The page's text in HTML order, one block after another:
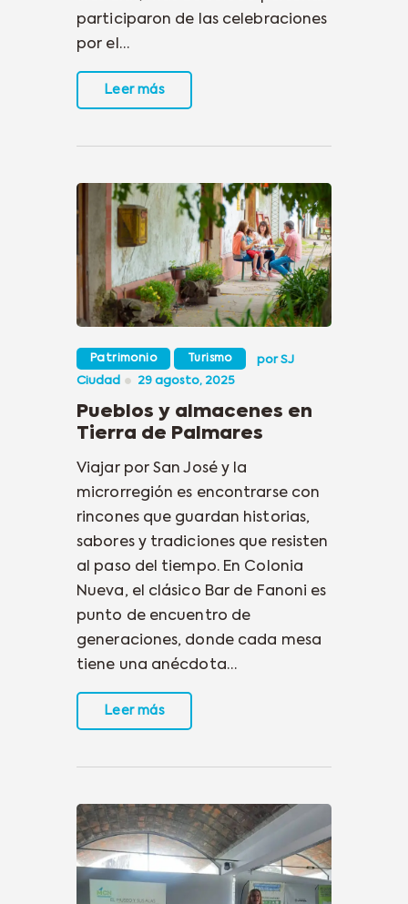
participaron de las celebraciones
por el…
Leer más
Patrimonio Turismo porSJ
Ciudad
29 agosto, 2025
Pueblos y almacenes en
Tierra de Palmares
Viajar por San José y la
microrregión es encontrarse con
rincones que guardan historias,
sabores y tradiciones que resisten
al paso del tiempo. En Colonia
Nueva, el clásico Bar de Fanoni es
punto de encuentro de
generaciones, donde cada mesa
tiene una anécdota…
Leer más